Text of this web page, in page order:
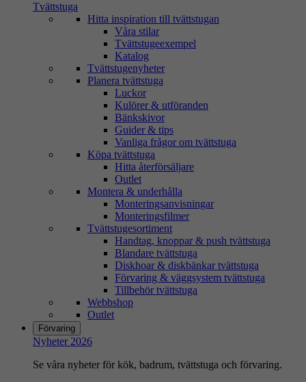
Tvättstuga
Hitta inspiration till tvättstugan
Våra stilar
Tvättstugeexempel
Katalog
Tvättstugenyheter
Planera tvättstuga
Luckor
Kulörer & utföranden
Bänkskivor
Guider & tips
Vanliga frågor om tvättstuga
Köpa tvättstuga
Hitta återförsäljare
Outlet
Montera & underhålla
Monteringsanvisningar
Monteringsfilmer
Tvättstugesortiment
Handtag, knoppar & push tvättstuga
Blandare tvättstuga
Diskhoar & diskbänkar tvättstuga
Förvaring & väggsystem tvättstuga
Tillbehör tvättstuga
Webbshop
Outlet
Förvaring
Nyheter 2026
Se våra nyheter för kök, badrum, tvättstuga och förvaring.